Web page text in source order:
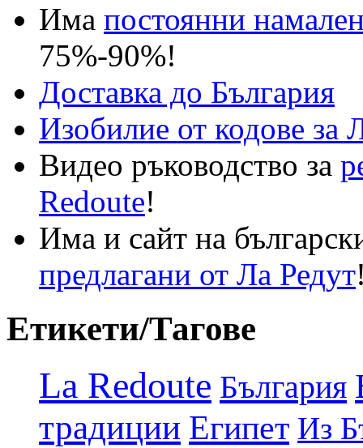
Има постоянни
75%-90%!
Доставка до България
Изобилие от кодове за
Видео ръководство за
Redoute!
Има и сайт на
предлагани от Ла Редут
Етикети/Тагове
La Redoute България
традиции Египет Из